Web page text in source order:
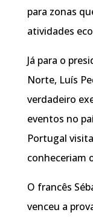
para zonas
atividades
Já para o
Norte, Luís
verdadeiro
eventos no
Portugal
conheceriam
O francês
venceu a